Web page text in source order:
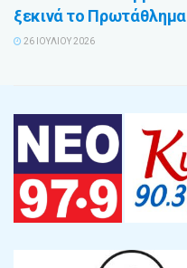
ξεκινά το Πρωτάθλημα
26 ΙΟΥΛΊΟΥ 2026